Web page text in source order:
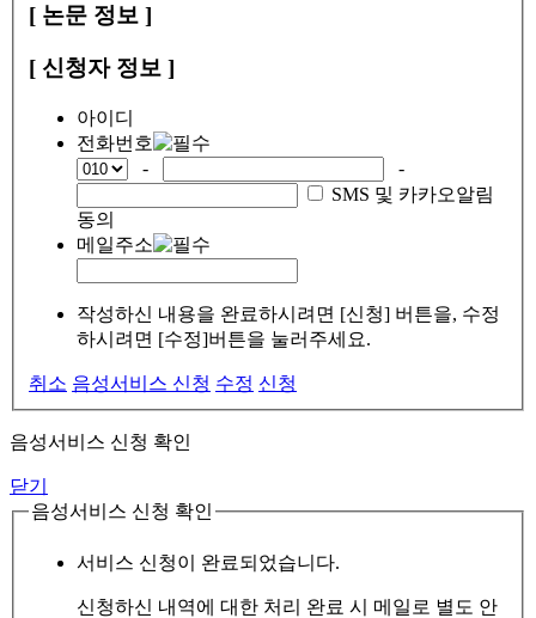
[ 논문 정보 ]
[ 신청자 정보 ]
아이디
전화번호
-
-
SMS 및 카카오알림
동의
메일주소
작성하신 내용을 완료하시려면 [신청] 버튼을, 수정
하시려면 [수정]버튼을 눌러주세요.
취소 음성서비스 신청 수정 신청
음성서비스 신청 확인
닫기
음성서비스 신청 확인
서비스 신청이 완료되었습니다.
신청하신 내역에 대한 처리 완료 시 메일로 별도 안